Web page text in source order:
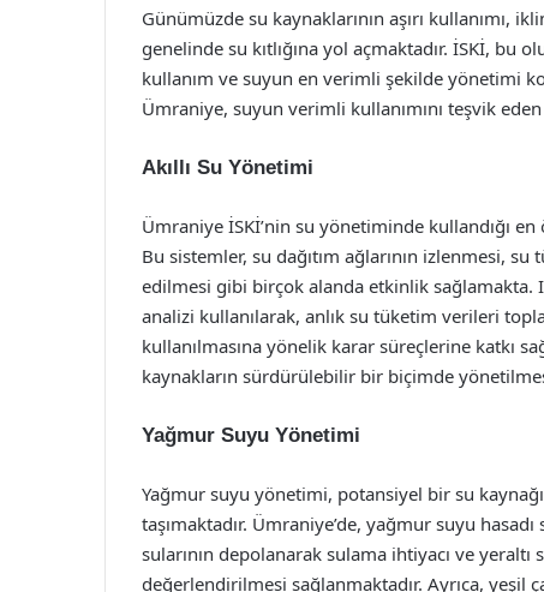
Günümüzde su kaynaklarının aşırı kullanımı,
genelinde su kıtlığına yol açmaktadır. İSKİ,
kullanım ve suyun en verimli şekilde yönetimi
Ümraniye, suyun verimli kullanımını teşvik
Akıllı Su Yönetimi
Ümraniye İSKİ’nin su yönetiminde kullandığı
Bu sistemler, su dağıtım ağlarının izlenmesi,
edilmesi gibi birçok alanda etkinlik
analizi kullanılarak, anlık su tüketim verileri
kullanılmasına yönelik karar süreçlerine katkı
kaynakların sürdürülebilir bir biçimde
Yağmur Suyu Yönetimi
Yağmur suyu yönetimi, potansiyel bir su
taşımaktadır. Ümraniye’de, yağmur suyu
sularının depolanarak sulama ihtiyacı ve
değerlendirilmesi sağlanmaktadır. Ayrıca, yeşil